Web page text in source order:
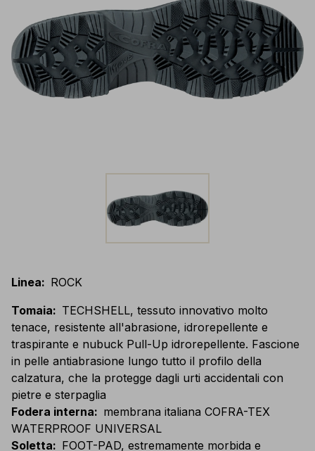
Linea: ROCK
Tomaia: TECHSHELL, tessuto innovativo molto
tenace, resistente all'abrasione, idrorepellente e
traspirante e nubuck Pull-Up idrorepellente. Fascione
in pelle antiabrasione lungo tutto il profilo della
calzatura, che la protegge dagli urti accidentali con
pietre e sterpaglia
Fodera interna: membrana italiana COFRA-TEX
WATERPROOF UNIVERSAL
Soletta: FOOT-PAD, estremamente morbida e